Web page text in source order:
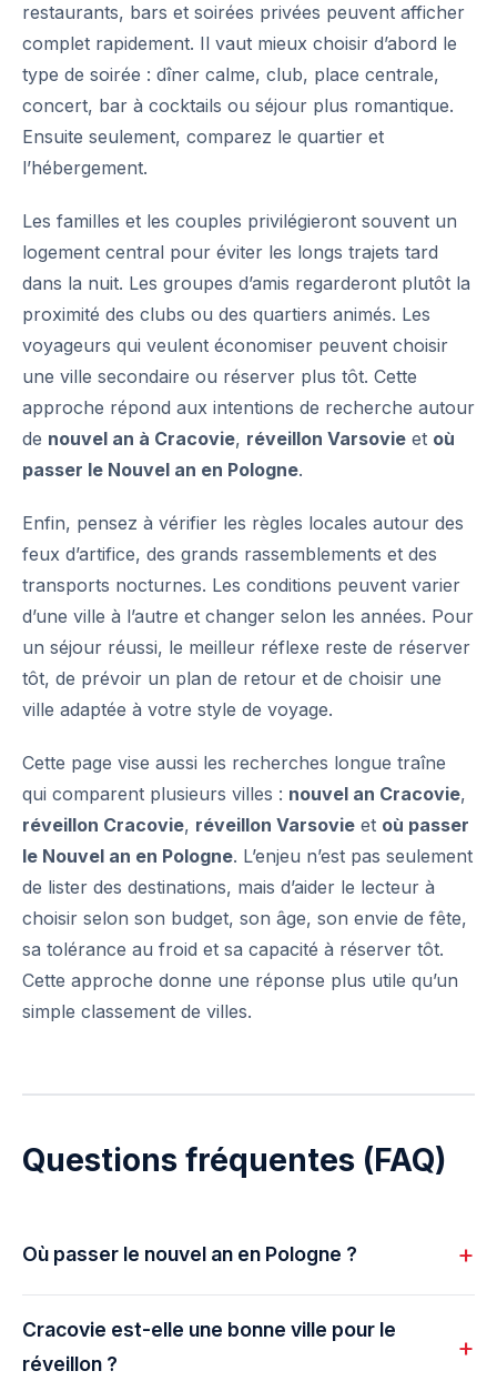
restaurants, bars et soirées privées peuvent afficher
complet rapidement. Il vaut mieux choisir d’abord le
type de soirée : dîner calme, club, place centrale,
concert, bar à cocktails ou séjour plus romantique.
Ensuite seulement, comparez le quartier et
l’hébergement.
Les familles et les couples privilégieront souvent un
logement central pour éviter les longs trajets tard
dans la nuit. Les groupes d’amis regarderont plutôt la
proximité des clubs ou des quartiers animés. Les
voyageurs qui veulent économiser peuvent choisir
une ville secondaire ou réserver plus tôt. Cette
approche répond aux intentions de recherche autour
de nouvel an à Cracovie, réveillon Varsovie et où
passer le Nouvel an en Pologne.
Enfin, pensez à vérifier les règles locales autour des
feux d’artifice, des grands rassemblements et des
transports nocturnes. Les conditions peuvent varier
d’une ville à l’autre et changer selon les années. Pour
un séjour réussi, le meilleur réflexe reste de réserver
tôt, de prévoir un plan de retour et de choisir une
ville adaptée à votre style de voyage.
Cette page vise aussi les recherches longue traîne
qui comparent plusieurs villes : nouvel an Cracovie,
réveillon Cracovie, réveillon Varsovie et où passer
le Nouvel an en Pologne. L’enjeu n’est pas seulement
de lister des destinations, mais d’aider le lecteur à
choisir selon son budget, son âge, son envie de fête,
sa tolérance au froid et sa capacité à réserver tôt.
Cette approche donne une réponse plus utile qu’un
simple classement de villes.
Questions fréquentes (FAQ)
Où passer le nouvel an en Pologne ?
Cracovie est-elle une bonne ville pour le
réveillon ?